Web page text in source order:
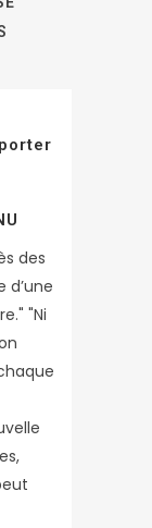
des
d’une
"Ni